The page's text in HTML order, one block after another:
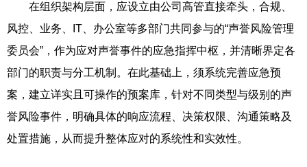
在组织架构层面，应设立由公司高管直接牵头，合规、
风控、业务、IT、办公室等多部门共同参与的“声誉风险管理
委员会”，作为应对声誉事件的应急指挥中枢，并清晰界定各
部门的职责与分工机制。在此基础上，须系统完善应急预
案，建立详实且可操作的预案库，针对不同类型与级别的声
誉风险事件，明确具体的响应流程、决策权限、沟通策略及
处置措施，从而提升整体应对的系统性和实效性。